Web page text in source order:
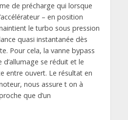
de précharge qui lorsque
– en position
le turbo sous pression
quasi instantanée dès
Pour cela, la vanne bypass
d’allumage se réduit et le
entre ouvert. Le résultat en
nous assure t on à
que d’un